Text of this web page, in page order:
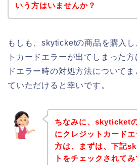
いう方はいませんか？
もしも、skyticketの商品を購入
トカードエラーが出てしまった
ドエラー時の対処方法について
ていただけると幸いです。
ちなみに、skyticket
にクレジットカード
方は、まずは、下記
トをチェックされて